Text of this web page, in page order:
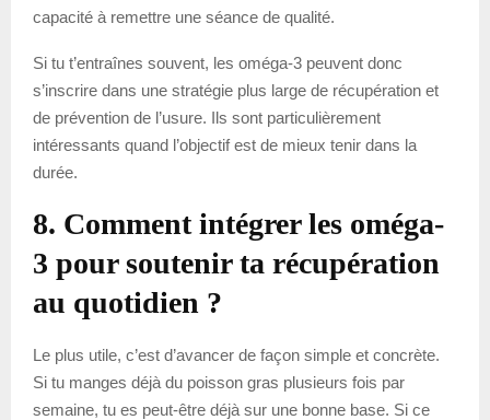
capacité à remettre une séance de qualité.
Si tu t’entraînes souvent, les oméga-3 peuvent donc
s’inscrire dans une stratégie plus large de récupération et
de prévention de l’usure. Ils sont particulièrement
intéressants quand l’objectif est de mieux tenir dans la
durée.
8. Comment intégrer les oméga-
3 pour soutenir ta récupération
au quotidien ?
Le plus utile, c’est d’avancer de façon simple et concrète.
Si tu manges déjà du poisson gras plusieurs fois par
semaine, tu es peut-être déjà sur une bonne base. Si ce